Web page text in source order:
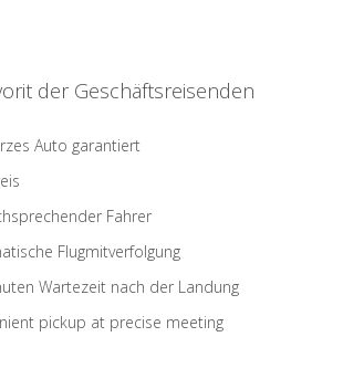
der Geschäftsreisenden
Auto garantiert
Fahrer
Flugmitverfolgung
Wartezeit nach der Landung
pickup at precise meeting